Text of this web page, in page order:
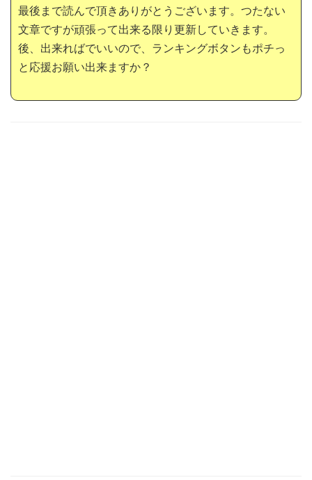
最後まで読んで頂きありがとうございます。つたない
文章ですが頑張って出来る限り更新していきます。
後、出来ればでいいので、ランキングボタンもポチっ
と応援お願い出来ますか？